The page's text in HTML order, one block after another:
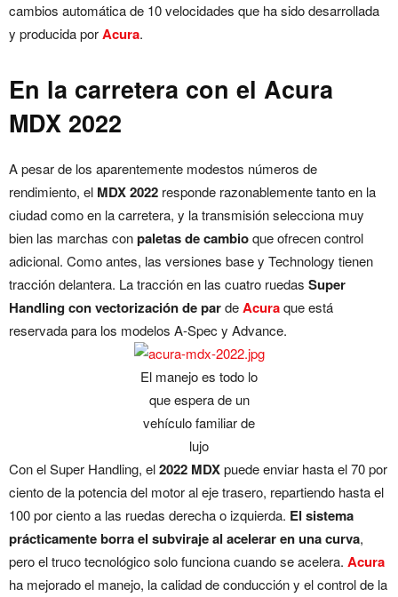
cambios automática de 10 velocidades que ha sido desarrollada
y producida porAcura.
En la carretera con el Acura
MDX 2022
A pesar de los aparentemente modestos números de
rendimiento, el MDX 2022 responde razonablemente tanto en la
ciudad como en la carretera, y la transmisión selecciona muy
bien las marchas conpaletas de cambioque ofrecen control
adicional. Como antes, las versiones base y Technology tienen
tracción delantera. La tracción en las cuatro ruedas Super
Handling con vectorización de pardeAcuraque está
reservada para los modelos A-Spec y Advance.
El manejo es todo lo
que espera de un
vehículo familiar de
lujo
Con el Super Handling, el2022 MDXpuede enviar hasta el 70 por
ciento de la potencia del motor al eje trasero, repartiendo hasta el
100 por ciento a las ruedas derecha o izquierda. El sistema
prácticamente borra el subviraje al acelerar en una curva,
pero el truco tecnológico solo funciona cuando se acelera. Acura
ha mejorado el manejo, la calidad de conducción y el control de la